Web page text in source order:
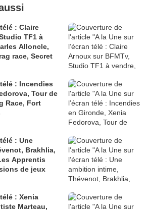
: Claire
TF1 à
Alloncle,
race, Secret
: Incendies
Tour de
Race, Fort
: Une
Brakhlia,
Apprentis
de jeux
: Xenia
Marteau,